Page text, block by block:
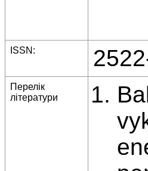
ISSN:
Перелік
літератури